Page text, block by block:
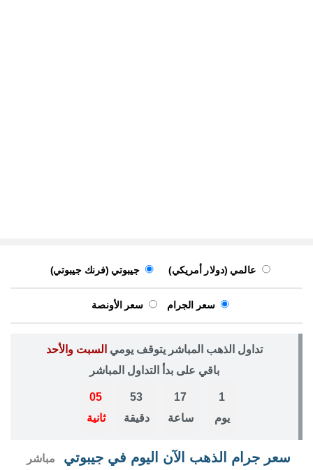
عالمي (دولار أمريكي) جيبوتي (فرنك جيبوتي)
سعر الجرام سعر الأونصة
تداول الذهب المباشر يتوقف يومي السبت والأحد
باقي على بدأ التداول المباشر
1
يوم
17
ساعة
53
دقيقة
04
ثانية
سعر جرام الذهب الآن اليوم في جيبوتي مباشر